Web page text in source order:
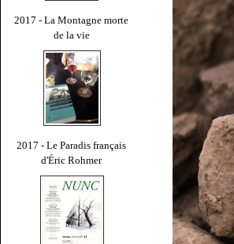
2017 - La Montagne morte
de la vie
2017 - Le Paradis français
d'Éric Rohmer